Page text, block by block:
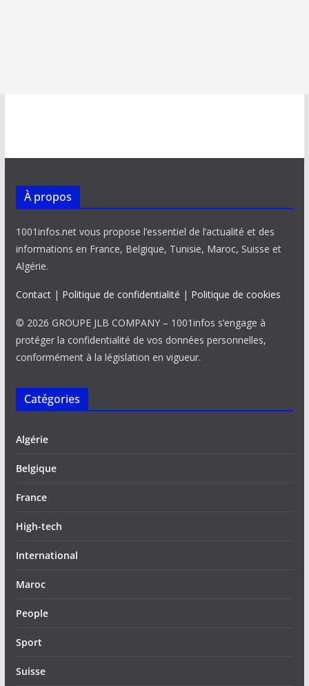
À propos
1001infos.net vous propose l’essentiel de l’actualité et des
informations en France, Belgique, Tunisie, Maroc, Suisse et
Algérie.
Contact| Politique de confidentialité | Politique de cookies
© 2026 GROUPE JLB COMPANY – 1001infos s’engage à
protéger la confidentialité de vos données personnelles,
conformément à la législation en vigueur.
Catégories
Algérie
Belgique
France
High-tech
International
Maroc
People
Sport
Suisse